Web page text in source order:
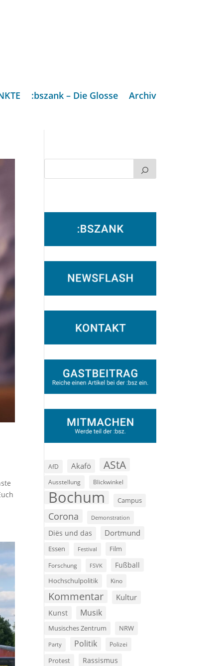
:bszank – Die Glosse Archiv
AfD Akafö AStA
Ausstellung Blickwinkel
Bochum Campus
Corona Demonstration
Diës und das Dortmund
Essen Festival Film
Forschung FSVK Fußball
Hochschulpolitik Kino
Kommentar Kultur
Kunst Musik
Musisches Zentrum NRW
Party Politik Polizei
Protest Rassismus